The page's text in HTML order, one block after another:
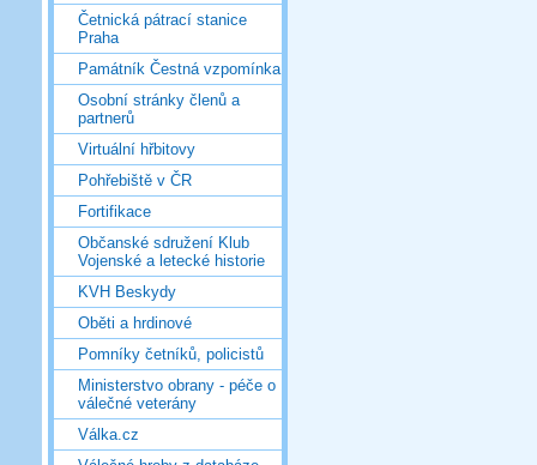
Četnická pátrací stanice
Praha
Památník Čestná vzpomínka
Osobní stránky členů a
partnerů
Virtuální hřbitovy
Pohřebiště v ČR
Fortifikace
Občanské sdružení Klub
Vojenské a letecké historie
KVH Beskydy
Oběti a hrdinové
Pomníky četníků, policistů
Ministerstvo obrany - péče o
válečné veterány
Válka.cz